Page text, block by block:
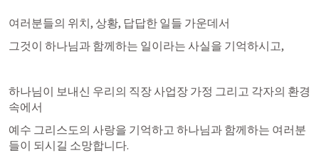
여러분들의 위치, 상황, 답답한 일들 가운데서
그것이 하나님과 함께하는 일이라는 사실을 기억하시고,
하나님이 보내신 우리의 직장 사업장 가정 그리고 각자의 환경
속에서
예수 그리스도의 사랑을 기억하고 하나님과 함께하는 여러분
들이 되시길 소망합니다.